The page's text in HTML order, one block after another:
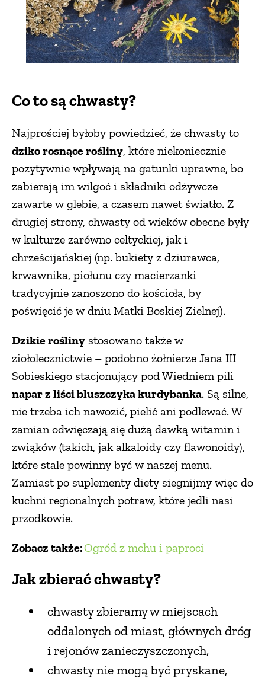
Co to są chwasty?
Najprościej byłoby powiedzieć, że chwasty to
dziko rosnące rośliny, które niekoniecznie
pozytywnie wpływają na gatunki uprawne, bo
zabierają im wilgoć i składniki odżywcze
zawarte w glebie, a czasem nawet światło. Z
drugiej strony, chwasty od wieków obecne były
w kulturze zarówno celtyckiej, jak i
chrześcijańskiej (np. bukiety z dziurawca,
krwawnika, piołunu czy macierzanki
tradycyjnie zanoszono do kościoła, by
poświęcić je w dniu Matki Boskiej Zielnej).
Dzikie rośliny stosowano także w
ziołolecznictwie – podobno żołnierze Jana III
Sobieskiego stacjonujący pod Wiedniem pili
napar z liści bluszczyka kurdybanka. Są silne,
nie trzeba ich nawozić, pielić ani podlewać. W
zamian odwięczają się dużą dawką witamin i
zwiąków (takich, jak alkaloidy czy flawonoidy),
które stale powinny być w naszej menu.
Zamiast po suplementy diety siegnijmy więc do
kuchni regionalnych potraw, które jedli nasi
przodkowie.
Zobacz także:Ogród z mchu i paproci
Jak zbierać chwasty?
chwasty zbieramy w miejscach
oddalonych od miast, głównych dróg
i rejonów zanieczyszczonych,
chwasty nie mogą być pryskane,
ZWIERZĘTA W NATURZE
GRZYBY
KRAJOBRAZ
RĘKODZIEŁO
RZEMIOSŁO
ZWYCZAJE
ZRÓB TO SAM
PRZEPISY
PRZYSTAWKI
ZUPY
DANIA GŁÓWNE
CIASTA I DESERY
PRZETWORY
INNE